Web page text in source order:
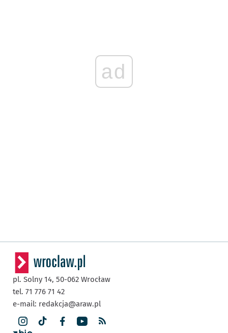
ad
pl. Solny 14, 50-062 Wrocław
tel. 71 776 71 42
e-mail: redakcja@araw.pl